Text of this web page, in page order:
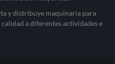
y distribuye maquinaria para
a diferentes actividades e